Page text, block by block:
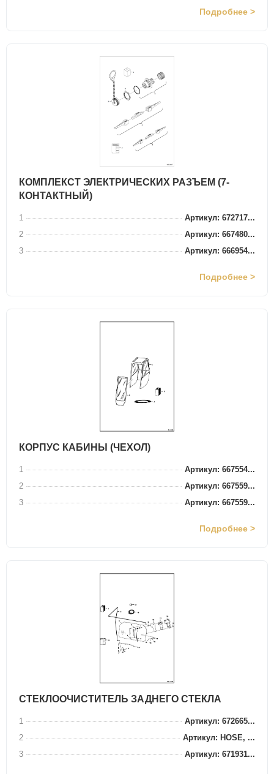
Подробнее >
КОМПЛЕКСТ ЭЛЕКТРИЧЕСКИХ РАЗЪЕМ (7-
КОНТАКТНЫЙ)
1
Артикул: 672717...
2
Артикул: 667480...
3
Артикул: 666954...
Подробнее >
КОРПУС КАБИНЫ (ЧЕХОЛ)
1
Артикул: 667554...
2
Артикул: 667559...
3
Артикул: 667559...
Подробнее >
СТЕКЛООЧИСТИТЕЛЬ ЗАДНЕГО СТЕКЛА
1
Артикул: 672665...
2
Артикул: HOSE, ...
3
Артикул: 671931...